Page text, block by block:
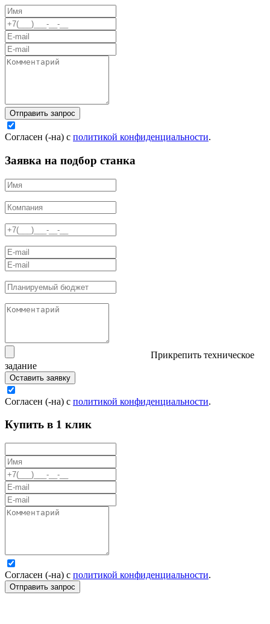
Отправить запрос
Согласен (-на) с политикой конфиденциальности.
Заявка на подбор станка
Прикрепить техническое
задание
Оставить заявку
Согласен (-на) с политикой конфиденциальности.
Купить в 1 клик
Согласен (-на) с политикой конфиденциальности.
Отправить запрос